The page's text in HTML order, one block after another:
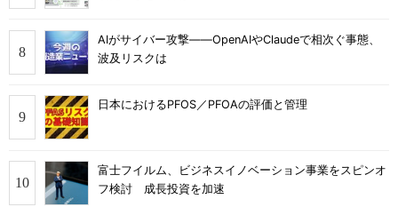
AIがサイバー攻撃――OpenAIやClaudeで相次ぐ事態、
波及リスクは
日本におけるPFOS／PFOAの評価と管理
富士フイルム、ビジネスイノベーション事業をスピンオ
フ検討 成長投資を加速